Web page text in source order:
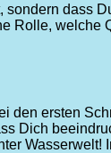
sondern dass
Rolle, welche
den ersten
Dich
Wasserwelt!